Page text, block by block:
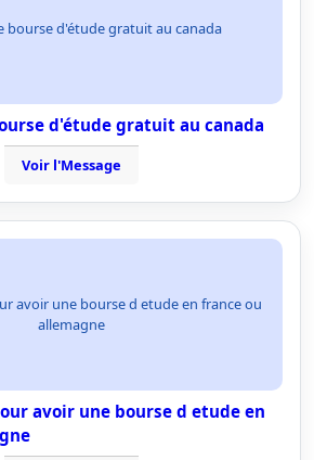
bourse d'étude gratuit au canada
d'étude gratuit au canada
Voir l'Message
avoir une bourse d etude en france ou
allemagne
avoir une bourse d etude en